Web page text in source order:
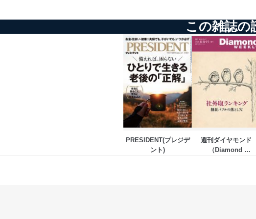
改訂：2025年2月20日
制定：2005年4月1日
株式会社富士山マガジンサービス
代表取締役会長 西野 伸一郎
個人情報の取扱いについて
１．個人情報保護管理者
当社は以下の個人情報保護管理者を設
いたします。
東京都渋谷区南平台町16-11
株式会社富士山マガジンサービス
この雑誌の
PRESIDENT(プレジデ
ント)
週刊ダイヤモンド
（Diamond